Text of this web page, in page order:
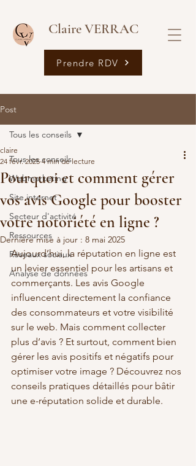
Claire VERRAC
Prendre RDV
Post
Tous les conseils
Webmarketing
Site internet
Secteur d'activité
Ressources
Réseaux sociaux
Analyse de données
Tous les conseils
Pourquoi et comment gérer
vos avis Google pour booster
votre notoriété en ligne ?
claire
24 févr. 2025 4 min de lecture
Dernière mise à jour : 8 mai 2025
Aujourd’hui, la réputation en ligne est
un levier essentiel pour les artisans et
commerçants. Les avis Google
influencent directement la confiance
des consommateurs et votre visibilité
sur le web. Mais comment collecter
plus d’avis ? Et surtout, comment bien
gérer les avis positifs et négatifs pour
optimiser votre image ? Découvrez nos
conseils pratiques détaillés pour bâtir
une e-réputation solide et durable.